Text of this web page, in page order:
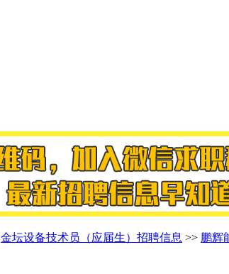
金坛设备技术员（应届生）招聘信息 >> 鹏辉